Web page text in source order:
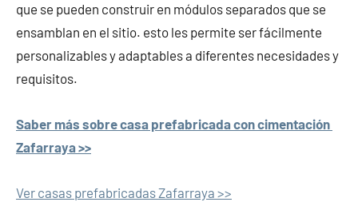
que se pueden construir en módulos separados que se
ensamblan en el sitio. esto les permite ser fácilmente
personalizables y adaptables a diferentes necesidades y
requisitos.
Saber más sobre casa prefabricada con cimentación
Zafarraya >>
Ver casas prefabricadas Zafarraya >>